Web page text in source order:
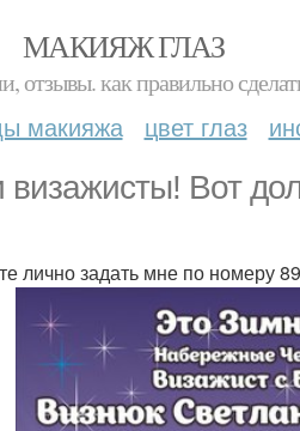
МАКИЯЖ ГЛАЗ
отзывы. как правильно
макияжа цвет глаз
Вот
лично задать мне по номеру